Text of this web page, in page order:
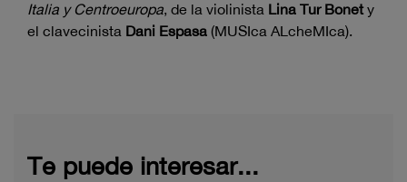
Italia y Centroeuropa, de la violinista Lina Tur Bonety
el clavecinista Dani Espasa (MUSIca ALcheMIca).
Te puede interesar...